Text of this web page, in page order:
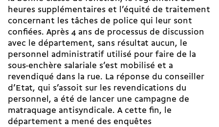
heures supplémentaires et l’équité de traitement
concernant les tâches de police qui leur sont
confiées. Après 4 ans de processus de discussion
avec le département, sans résultat aucun, le
personnel administratif utilisé pour faire de la
sous-enchère salariale s’est mobilisé et a
revendiqué dans la rue. La réponse du conseiller
d’Etat, qui s’assoit sur les revendications du
personnel, a été de lancer une campagne de
matraquage antisyndicale. A cette fin, le
département a mené des enquêtes